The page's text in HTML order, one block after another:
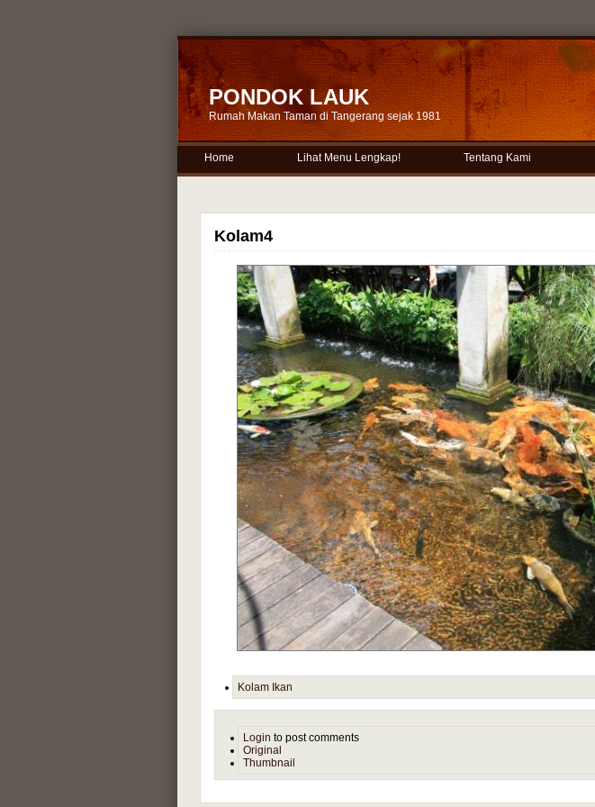
PONDOK LAUK
Rumah Makan Taman di Tangerang sejak 1981
Home Lihat Menu Lengkap! Tentang Kami
Kolam4
Kolam Ikan
Login to post comments
Original
Thumbnail